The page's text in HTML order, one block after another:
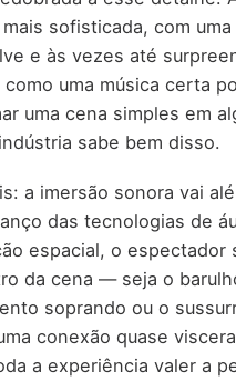
sofisticada, com uma
e às vezes até
uma música certa
uma cena simples em
sabe bem disso.
a imersão sonora vai
das tecnologias de
espacial, o espectador
da cena — seja o
soprando ou o
conexão quase
a experiência valer a